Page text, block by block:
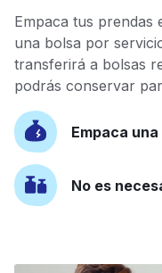
Empaca tus prendas
una bolsa por
transferirá a bolsas
podrás conservar
Empaca
No es